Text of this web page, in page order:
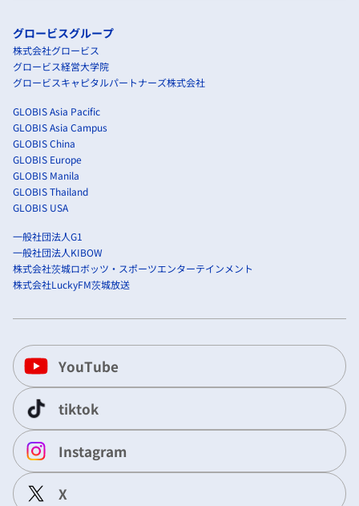
グロービスグループ
株式会社グロービス
グロービス経営大学院
グロービスキャピタルパートナーズ株式会社
GLOBIS Asia Pacific
GLOBIS Asia Campus
GLOBIS China
GLOBIS Europe
GLOBIS Manila
GLOBIS Thailand
GLOBIS USA
一般社団法人G1
一般社団法人KIBOW
株式会社茨城ロボッツ・スポーツエンターテインメント
株式会社LuckyFM茨城放送
YouTube
tiktok
Instagram
X